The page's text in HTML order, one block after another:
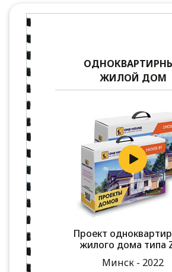
ЖИЛОЙ ДОМ
Проект
жилого дома типа
Минск - 2022